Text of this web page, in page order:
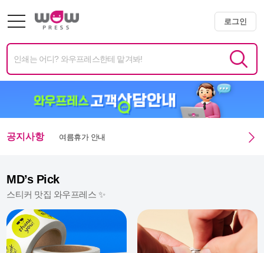
로그인
공지사항
미니배너 용지 변경 및 단가 인상 안내
미니배너 임시 생산 중단 안내
여름휴가 안내
광복절 휴무안내
MD’s Pick
스티커 맛집 와우프레스 ✨